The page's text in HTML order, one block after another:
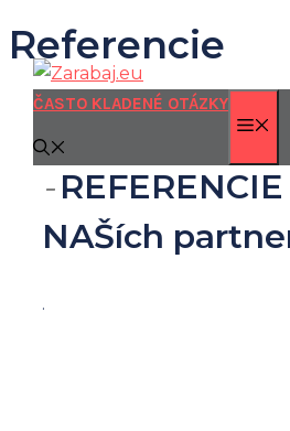
Preskočiť
obsahČASTO KLADENÉ OTÁZKY
Referencie
NAŠích
.